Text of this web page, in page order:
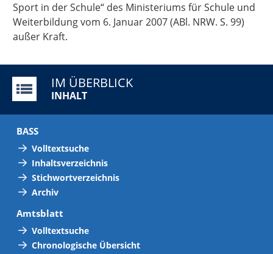
Sport in der Schule“ des Ministeriums für Schule und
Weiterbildung vom 6. Januar 2007 (ABl. NRW. S. 99)
außer Kraft.
IM ÜBERBLICK
INHALT
BASS
Volltextsuche
Inhaltsverzeichnis
Stichwortverzeichnis
Archiv
Amtsblatt
Volltextsuche
Chronologische Übersicht